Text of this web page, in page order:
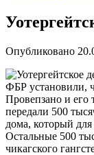
Опубликовано
ФБР установили,
Провепзано и его
передали 500
дома, который
Остальные 500
чикагского